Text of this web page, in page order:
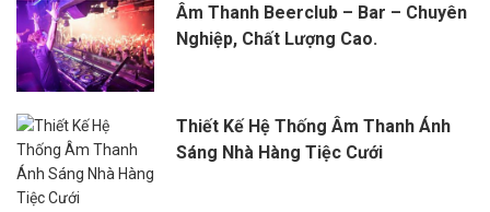
Âm Thanh Beerclub – Bar – Chuyên
Nghiệp, Chất Lượng Cao.
Thiết Kế Hệ Thống Âm Thanh Ánh
Sáng Nhà Hàng Tiệc Cưới